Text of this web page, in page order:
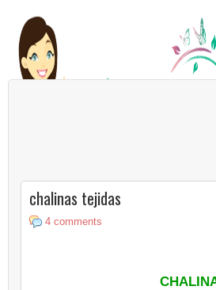
chalinas tejidas
4 comments